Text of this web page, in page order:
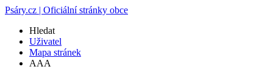
Psáry.cz | Oficiální stránky obce
Hledat
Uživatel
Mapa stránek
AAA